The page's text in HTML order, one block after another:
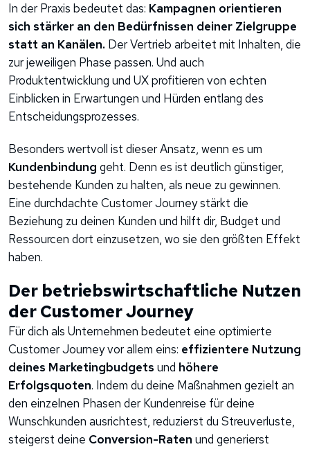
In der Praxis bedeutet das: Kampagnen orientieren
sich stärker an den Bedürfnissen deiner Zielgruppe
statt an Kanälen. Der Vertrieb arbeitet mit Inhalten, die
zur jeweiligen Phase passen. Und auch
Produktentwicklung und UX profitieren von echten
Einblicken in Erwartungen und Hürden entlang des
Entscheidungsprozesses.
Besonders wertvoll ist dieser Ansatz, wenn es um
Kundenbindung geht. Denn es ist deutlich günstiger,
bestehende Kunden zu halten, als neue zu gewinnen.
Eine durchdachte Customer Journey stärkt die
Beziehung zu deinen Kunden und hilft dir, Budget und
Ressourcen dort einzusetzen, wo sie den größten Effekt
haben.
Der betriebswirtschaftliche Nutzen
der Customer Journey
Für dich als Unternehmen bedeutet eine optimierte
Customer Journey vor allem eins: effizientere Nutzung
deines Marketingbudgets und höhere
Erfolgsquoten. Indem du deine Maßnahmen gezielt an
den einzelnen Phasen der Kundenreise für deine
Wunschkunden ausrichtest, reduzierst du Streuverluste,
steigerst deine Conversion-Raten und generierst